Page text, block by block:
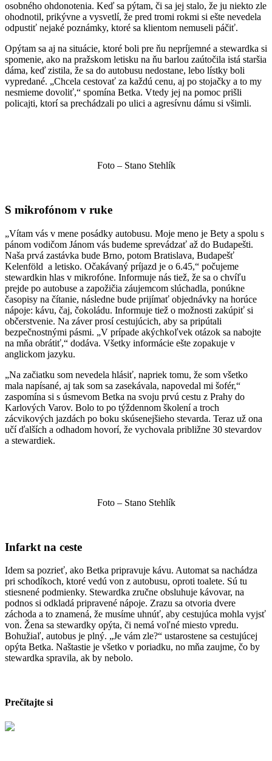
osobného ohdonotenia. Keď sa pýtam, či sa jej stalo, že ju niekto zle
ohodnotil, prikývne a vysvetlí, že pred tromi rokmi si ešte nevedela
odpustiť nejaké poznámky, ktoré sa klientom nemuseli páčiť.
Opýtam sa aj na situácie, ktoré boli pre ňu nepríjemné a stewardka si
spomenie, ako na pražskom letisku na ňu barlou zaútočila istá staršia
dáma, keď zistila, že sa do autobusu nedostane, lebo lístky boli
vypredané. „Chcela cestovať za každú cenu, aj po stojačky a to my
nesmieme dovoliť,“ spomína Betka. Vtedy jej na pomoc prišli
policajti, ktorí sa prechádzali po ulici a agresívnu dámu si všimli.
Foto – Stano Stehlík
S mikrofónom v ruke
„Vítam vás v mene posádky autobusu. Moje meno je Bety a spolu s
pánom vodičom Jánom vás budeme sprevádzať až do Budapešti.
Naša prvá zastávka bude Brno, potom Bratislava, Budapešť
Kelenföld a letisko. Očakávaný príjazd je o 6.45,“ počujeme
stewardkin hlas v mikrofóne. Informuje nás tiež, že sa o chvíľu
prejde po autobuse a zapožičia záujemcom slúchadla, ponúkne
časopisy na čítanie, následne bude prijímať objednávky na horúce
nápoje: kávu, čaj, čokoládu. Informuje tiež o možnosti zakúpiť si
občerstvenie. Na záver prosí cestujúcich, aby sa pripútali
bezpečnostnými pásmi. „V prípade akýchkoľvek otázok sa nabojte
na mňa obrátiť,“ dodáva. Všetky informácie ešte zopakuje v
anglickom jazyku.
„Na začiatku som nevedela hlásiť, napriek tomu, že som všetko
mala napísané, aj tak som sa zasekávala, napovedal mi šofér,“
zaspomína si s úsmevom Betka na svoju prvú cestu z Prahy do
Karlových Varov. Bolo to po týždennom školení a troch
zácvikových jazdách po boku skúsenejšieho stevarda. Teraz už ona
učí ďalších a odhadom hovorí, že vychovala približne 30 stevardov
a stewardiek.
Foto – Stano Stehlík
Infarkt na ceste
Idem sa pozrieť, ako Betka pripravuje kávu. Automat sa nachádza
pri schodíkoch, ktoré vedú von z autobusu, oproti toalete. Sú tu
stiesnené podmienky. Stewardka zručne obsluhuje kávovar, na
podnos si odkladá pripravené nápoje. Zrazu sa otvoria dvere
záchoda a to znamená, že musíme uhnúť, aby cestujúca mohla vyjsť
von. Žena sa stewardky opýta, či nemá voľné miesto vpredu.
Bohužiaľ, autobus je plný. „Je vám zle?“ ustarostene sa cestujúcej
opýta Betka. Naštastie je všetko v poriadku, no mňa zaujme, čo by
stewardka spravila, ak by nebolo.
Prečítajte si